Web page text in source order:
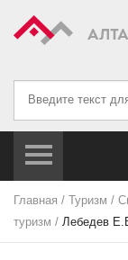
Искать...
Главная / Туризм /
туризм / Лебедев